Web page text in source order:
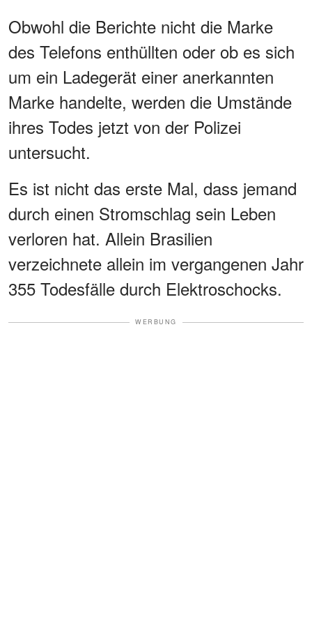
Obwohl die Berichte nicht die Marke
des Telefons enthüllten oder ob es sich
um ein Ladegerät einer anerkannten
Marke handelte, werden die Umstände
ihres Todes jetzt von der Polizei
untersucht.
Es ist nicht das erste Mal, dass jemand
durch einen Stromschlag sein Leben
verloren hat. Allein Brasilien
verzeichnete allein im vergangenen Jahr
355 Todesfälle durch Elektroschocks.
WERBUNG